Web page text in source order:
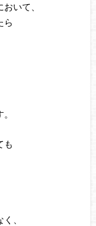
いて、
ら
も
、